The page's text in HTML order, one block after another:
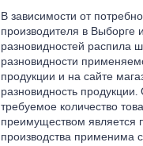
В зависимости от
производителя в Выборге
разновидностей распила
разновидности
продукции и на сайте
разновидность
требуемое количество
преимуществом является
производства применима